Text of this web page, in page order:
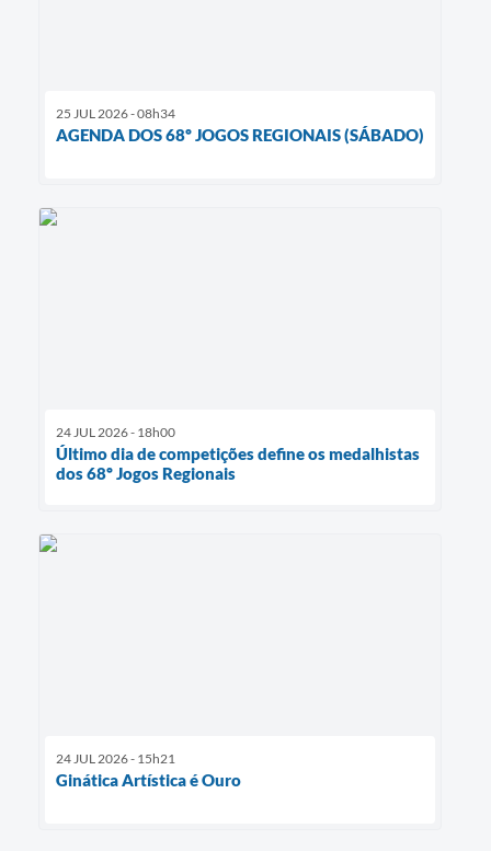
25 JUL 2026 - 08h34
AGENDA DOS 68º JOGOS REGIONAIS (SÁBADO)
24 JUL 2026 - 18h00
Último dia de competições define os medalhistas
dos 68º Jogos Regionais
24 JUL 2026 - 15h21
Ginática Artística é Ouro